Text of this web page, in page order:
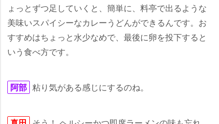
ょっとずつ足していくと、簡単に、料亭で出るような
美味いスパイシーなカレーうどんができるんです。お
すすめはちょっと水少なめで、最後に卵を投下すると
いう食べ方です。
阿部 粘り気がある感じにするのね。